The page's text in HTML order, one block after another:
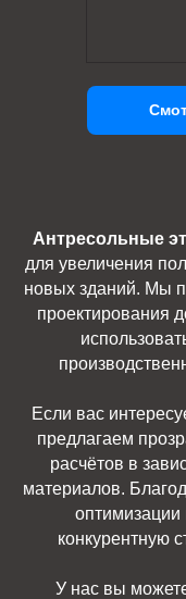
Антресольные
для увеличения
новых зданий. Мы
проектирования
Если вас
предлагаем
расчётов в
материалов.
оптимизации
конкурентную
У нас вы